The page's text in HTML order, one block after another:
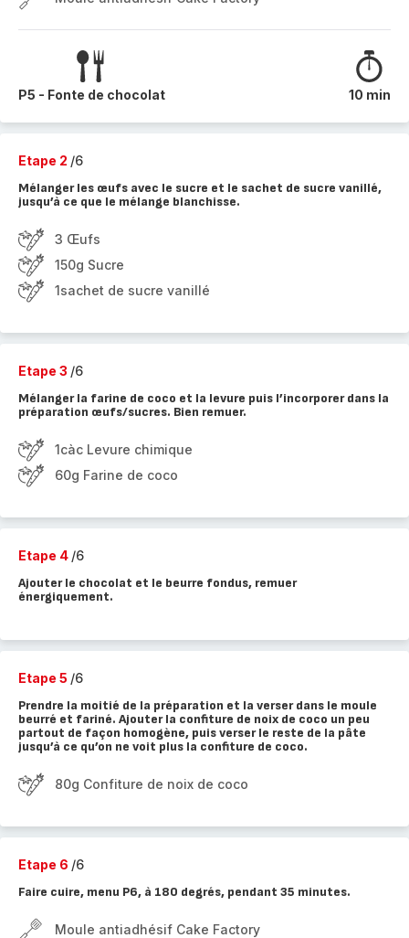
P5 - Fonte de chocolat 10 min
Etape 2 /6
Mélanger les œufs avec le sucre et le sachet de sucre vanillé,
jusqu’à ce que le mélange blanchisse.
3 Œufs
150g Sucre
1sachet de sucre vanillé
Etape 3 /6
Mélanger la farine de coco et la levure puis l’incorporer dans la
préparation œufs/sucres. Bien remuer.
1càc Levure chimique
60g Farine de coco
Etape 4 /6
Ajouter le chocolat et le beurre fondus, remuer
énergiquement.
Etape 5 /6
Prendre la moitié de la préparation et la verser dans le moule
beurré et fariné. Ajouter la confiture de noix de coco un peu
partout de façon homogène, puis verser le reste de la pâte
jusqu’à ce qu’on ne voit plus la confiture de coco.
80g Confiture de noix de coco
Etape 6 /6
Faire cuire, menu P6, à 180 degrés, pendant 35 minutes.
Moule antiadhésif Cake Factory